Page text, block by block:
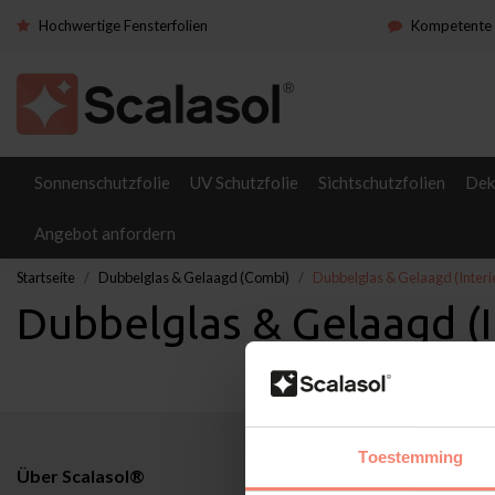
Toestemming
Hochwertige Fensterfolien Kompetente
Sonnenschutzfolie UV Schutzfolie Sichtschutzfolien
Angebot anfordern
Startseite Dubbelglas & Gelaagd (Combi) Dubbelglas & Gelaagd
Dubbelglas & Gelaagd
Über Scalasol®